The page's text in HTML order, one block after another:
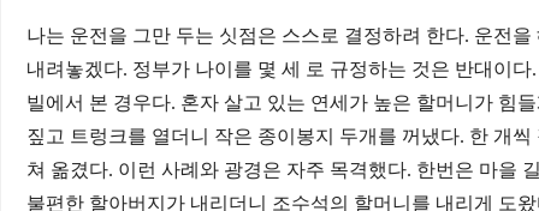
나는 운전을 그만 두는 싯점은 스스로 결정하려 한다. 운전을
내려놓겠다. 정부가 나이를 몇 세 로 규정하는 것은 반대이다
빌에서 본 경우다. 혼자 살고 있는 연세가 높은 할머니가 힘
짚고 트렁크를 열더니 작은 종이봉지 두개를 꺼냈다. 한 개씩
쳐 옮겼다. 이런 사례와 광경은 자주 목격했다. 한번은 마을
불편한 할아버지가 내리더니 조수석의 할머니를 내리게 도